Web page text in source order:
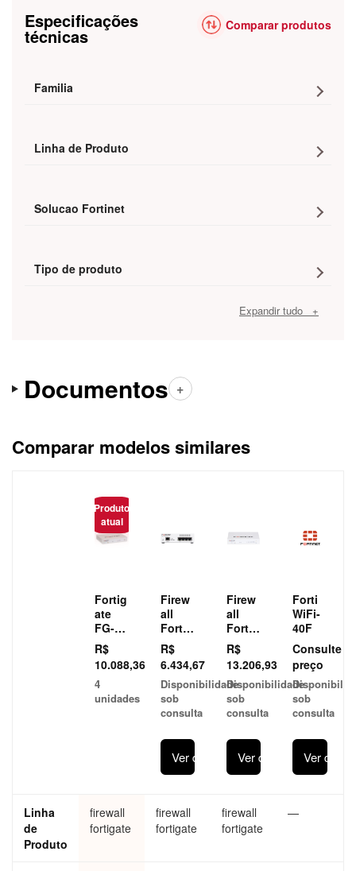
Especificações
técnicas Comparar produtos
Familia
Linha de Produto
Solucao Fortinet
Tipo de produto
Expandir tudo +
Documentos
Comparar modelos similares
Produto
atual
Fortig
ate
FG-
50G
R$
10.088,36
4
unidades
Firew
all
Fortin
et
Fortig
ate
30G
FG-
30G
R$
6.434,67
Disponibilidade
sob
consulta
Ver detalhes
Firew
all
Fortin
et
Fortig
ate
70G
FG-
70G
R$
13.206,93
Disponibilidade
sob
consulta
Ver detalhes
Forti
WiFi-
40F
Consulte
preço
sob
consulta
Ver
Linha
de
Produto
firewall
fortigate
firewall
fortigate
firewall
fortigate
—